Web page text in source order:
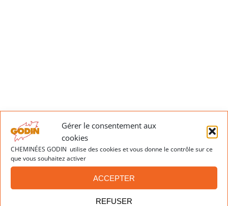
Gérer le consentement aux
cookies
CHEMINÉES GODIN utilise des cookies et vous donne le contrôle sur ce
que vous souhaitez activer
ACCEPTER
REFUSER